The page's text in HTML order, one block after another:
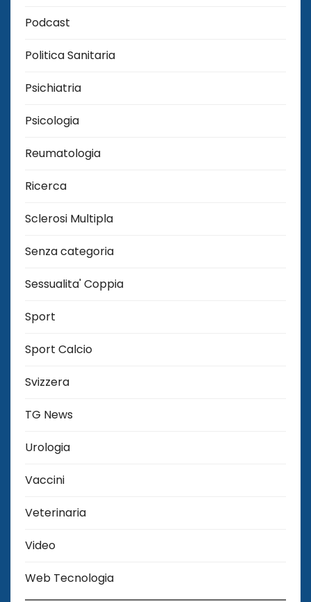
Podcast
Politica Sanitaria
Psichiatria
Psicologia
Reumatologia
Ricerca
Sclerosi Multipla
Senza categoria
Sessualita' Coppia
Sport
Sport Calcio
Svizzera
TG News
Urologia
Vaccini
Veterinaria
Video
Web Tecnologia